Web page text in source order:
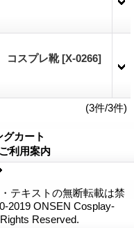
スプレ靴[X-0266]
(3件/3件)
カート
ご利用案内
テキストの無断転載は禁
2019 ONSEN Cosplay-
Reserved.